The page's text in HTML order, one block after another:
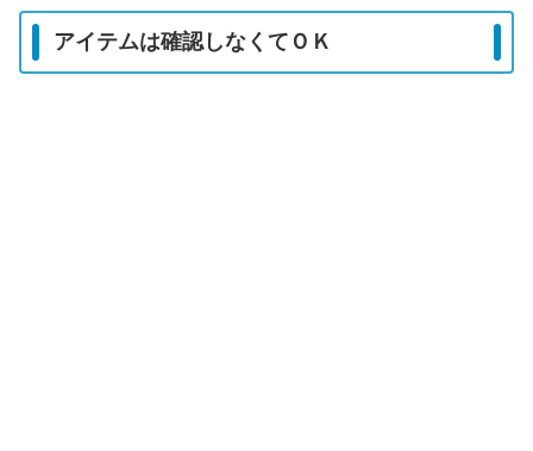
アイテムは確認しなくてＯＫ